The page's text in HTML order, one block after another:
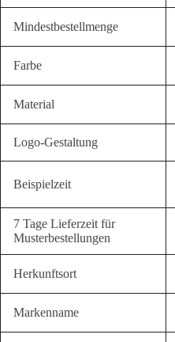
Mindestbestellmenge
Farbe
Material
Logo-Gestaltung
Beispielzeit
7 Tage Lieferzeit für
Musterbestellungen
Herkunftsort
Markenname